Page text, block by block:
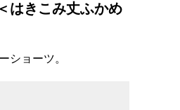
はきこみ丈ふかめ
ショーツ。